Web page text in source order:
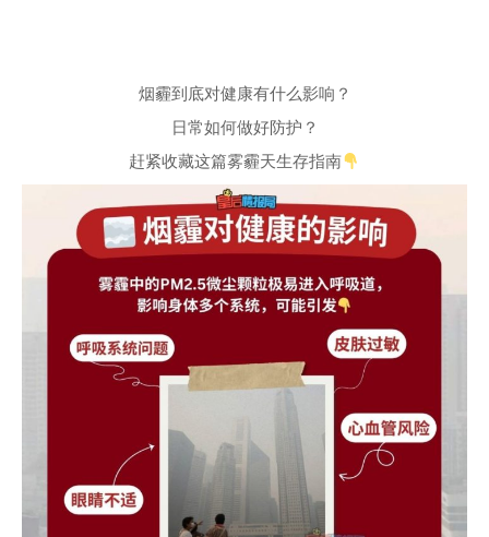
烟霾到底对健康有什么影响？
日常如何做好防护？
赶紧收藏这篇雾霾天生存指南